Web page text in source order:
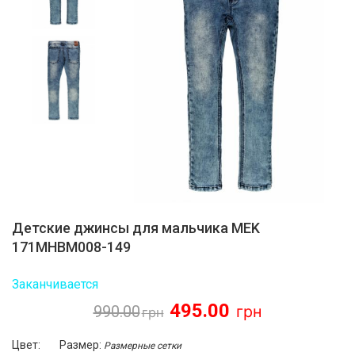
Детские джинсы для мальчика MEK
171MHBM008-149
Заканчивается
990.00 495.00
Цвет: Размер: Размерные сетки